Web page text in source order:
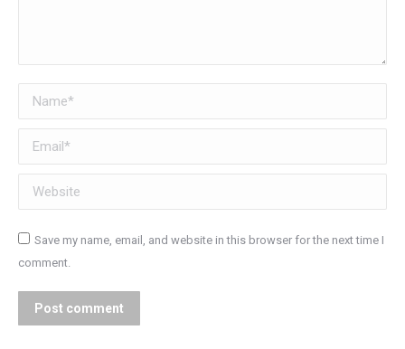
Name *
Email *
Website
Save my name, email, and website in this browser for the next time I
comment.
Post comment